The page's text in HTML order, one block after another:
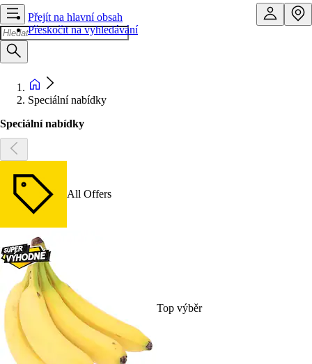
Přejít na hlavní obsah
Přeskočit na vyhledávání
Speciální nabídky
Speciální nabídky
All Offers
Top výběr